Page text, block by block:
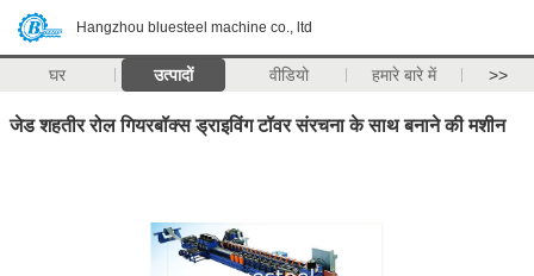
Hangzhou bluesteel machine co., ltd
घर उत्पादों वीडियो हमारे बारे में >>
जेड शहतीर रोल गियरबॉक्स ड्राइविंग टॉवर संरचना के साथ बनाने की मशीन